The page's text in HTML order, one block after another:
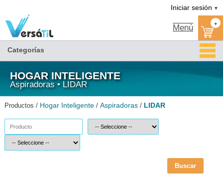
Iniciar sesión ▼
Menú +
Categorías
HOGAR INTELIGENTE
Aspiradoras • LIDAR
Productos / Hogar Inteligente / Aspiradoras / LIDAR
Buscar